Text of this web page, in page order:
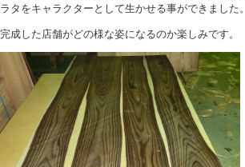
ラタをキャラクターとして生かせる事ができました。
完成した店舗がどの様な姿になるのか楽しみです。